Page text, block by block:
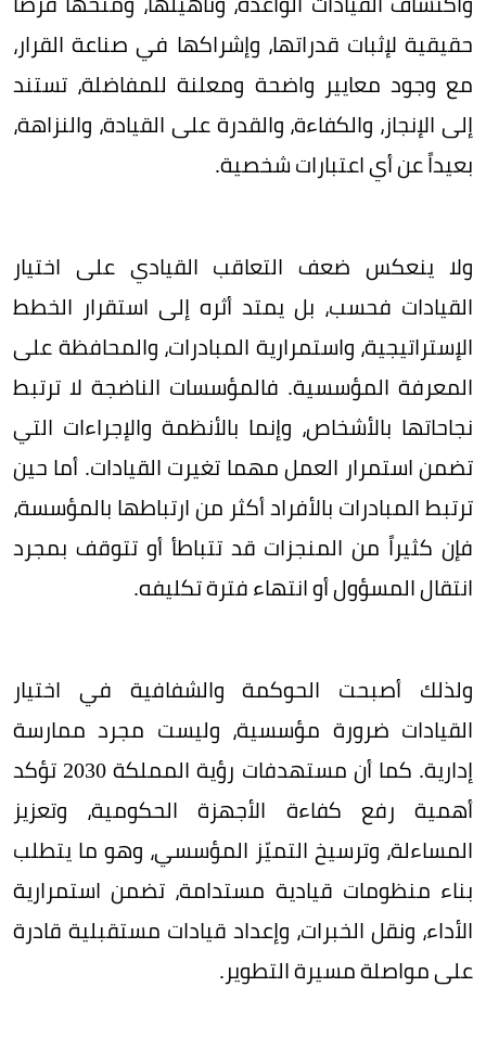
حقيقية لإثبات قدراتها، وإشراكها في صناعة القرار،
مع وجود معايير واضحة ومعلنة للمفاضلة، تستند
إلى الإنجاز، والكفاءة، والقدرة على القيادة، والنزاهة،
بعيداً عن أي اعتبارات شخصية.
ولا ينعكس ضعف التعاقب القيادي على اختيار
القيادات فحسب، بل يمتد أثره إلى استقرار الخطط
الإستراتيجية، واستمرارية المبادرات، والمحافظة على
المعرفة المؤسسية. فالمؤسسات الناضجة لا ترتبط
نجاحاتها بالأشخاص، وإنما بالأنظمة والإجراءات التي
تضمن استمرار العمل مهما تغيرت القيادات. أما حين
ترتبط المبادرات بالأفراد أكثر من ارتباطها بالمؤسسة،
فإن كثيراً من المنجزات قد تتباطأ أو تتوقف بمجرد
انتقال المسؤول أو انتهاء فترة تكليفه.
ولذلك أصبحت الحوكمة والشفافية في اختيار
القيادات ضرورة مؤسسية، وليست مجرد ممارسة
إدارية. كما أن مستهدفات رؤية المملكة 2030 تؤكد
أهمية رفع كفاءة الأجهزة الحكومية، وتعزيز
المساءلة، وترسيخ التميّز المؤسسي، وهو ما يتطلب
بناء منظومات قيادية مستدامة، تضمن استمرارية
الأداء، ونقل الخبرات، وإعداد قيادات مستقبلية قادرة
على مواصلة مسيرة التطوير.